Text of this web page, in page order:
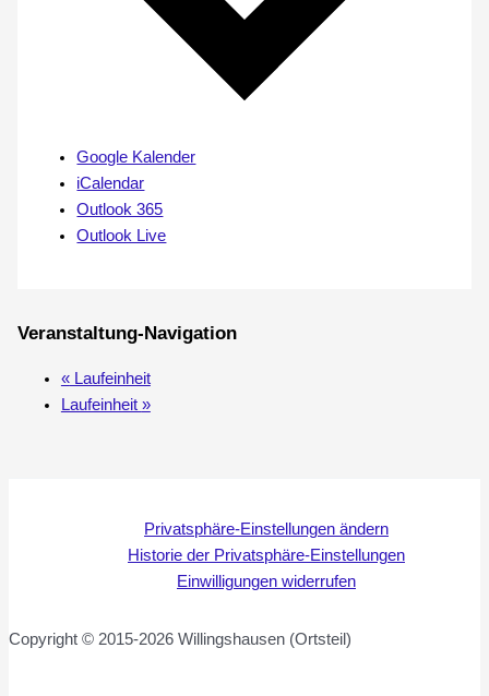
Google Kalender
iCalendar
Outlook 365
Outlook Live
Veranstaltung-Navigation
«Laufeinheit
Laufeinheit »
Privatsphäre-Einstellungen ändern
Historie der Privatsphäre-Einstellungen
Einwilligungen widerrufen
Copyright © 2015-2026 Willingshausen (Ortsteil)